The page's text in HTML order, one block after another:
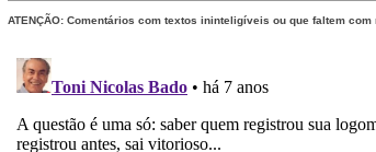
ATENÇÃO: Comentários com textos ininteligíveis ou que faltem